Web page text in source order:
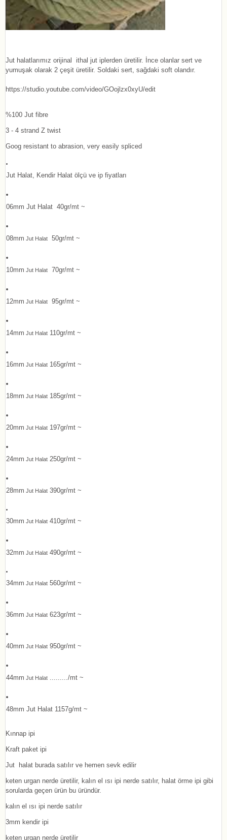
Jut halatlarımız orijinal ithal jut iplerden üretilir. İnce olanlar sert ve
yumuşak olarak 2 çeşit üretilir. Soldaki sert, sağdaki soft olandır.
https://studio.youtube.com/video/GOojlzx0xyU/edit
%100 Jut fibre
3 - 4 strand Z twist
Goog resistant to abrasion, very easily spliced
Jut Halat, Kendir Halat ölçü ve ip fiyatları
06mm Jut Halat 40gr/mt ~
08mm Jut Halat 50gr/mt ~
10mm Jut Halat 70gr/mt ~
12mm Jut Halat 95gr/mt ~
14mm Jut Halat 110gr/mt ~
16mm Jut Halat 165gr/mt ~
18mm Jut Halat 185gr/mt ~
20mm Jut Halat 197gr/mt ~
24mm Jut Halat 250gr/mt ~
28mm Jut Halat 390gr/mt ~
30mm Jut Halat 410gr/mt ~
32mm Jut Halat 490gr/mt ~
34mm Jut Halat 560gr/mt ~
36mm Jut Halat 623gr/mt ~
40mm Jut Halat 950gr/mt ~
44mm Jut Halat ........./mt ~
48mm Jut Halat 1157g/mt ~
Kınnap ipi
Kraft paket ipi
Jut halat burada satılır ve hemen sevk edilir
keten urgan nerde üretilir, kalın el ısı ipi nerde satılır, halat örme ipi gibi
sorularda geçen ürün bu üründür.
kalın el ısı ipi nerde satılır
3mm kendir ipi
keten urgan nerde üretilir